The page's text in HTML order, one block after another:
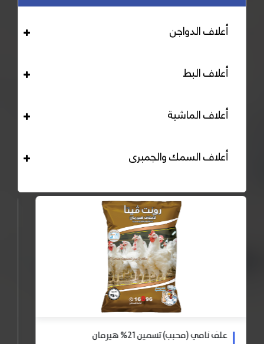
أعلاف الدواجن
أعلاف البط
أعلاف الماشية
أعلاف السمك والجمبرى
علف نامي (محبب) تسمين 21% هيرمان